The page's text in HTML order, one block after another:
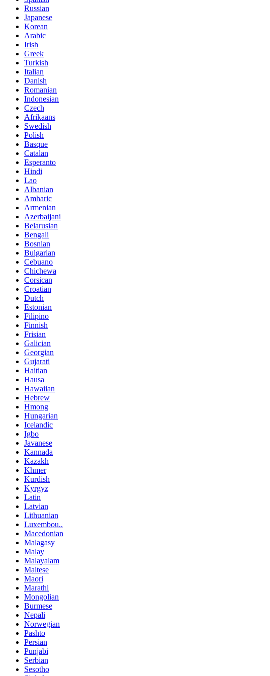
Russian
Japanese
Korean
Arabic
Irish
Greek
Turkish
Italian
Danish
Romanian
Indonesian
Czech
Afrikaans
Swedish
Polish
Basque
Catalan
Esperanto
Hindi
Lao
Albanian
Amharic
Armenian
Azerbaijani
Belarusian
Bengali
Bosnian
Bulgarian
Cebuano
Chichewa
Corsican
Croatian
Dutch
Estonian
Filipino
Finnish
Frisian
Galician
Georgian
Gujarati
Haitian
Hausa
Hawaiian
Hebrew
Hmong
Hungarian
Icelandic
Igbo
Javanese
Kannada
Kazakh
Khmer
Kurdish
Kyrgyz
Latin
Latvian
Lithuanian
Luxembou..
Macedonian
Malagasy
Malay
Malayalam
Maltese
Maori
Marathi
Mongolian
Burmese
Nepali
Norwegian
Pashto
Persian
Punjabi
Serbian
Sesotho